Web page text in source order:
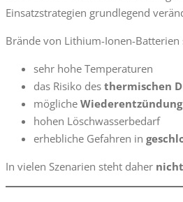
Einsatzstrategien grundlegend
Brände von Lithium-Ionen-
sehr hohe Temperaturen
das Risiko des thermischen
mögliche Wiederentzündung
hohen Löschwasserbedarf
erhebliche Gefahren in
In vielen Szenarien steht daher